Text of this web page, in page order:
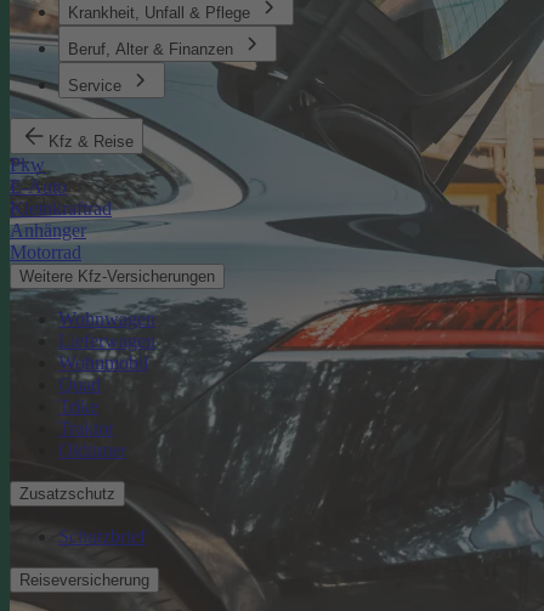
Krankheit, Unfall & Pflege
Beruf, Alter & Finanzen
Service
Kfz & Reise
Pkw
E-Auto
Kleinkraftrad
Anhänger
Motorrad
Weitere Kfz-Versicherungen
Wohnwagen
Lieferwagen
Wohnmobil
Quad
Trike
Traktor
Oldtimer
Zusatzschutz
Schutzbrief
Reiseversicherung